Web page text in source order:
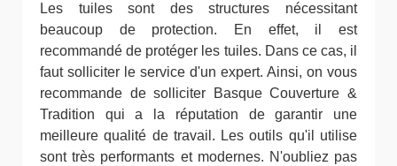
Les tuiles sont des structures nécessitant
beaucoup de protection. En effet, il est
recommandé de protéger les tuiles. Dans ce cas, il
faut solliciter le service d'un expert. Ainsi, on vous
recommande de solliciter Basque Couverture &
Tradition qui a la réputation de garantir une
meilleure qualité de travail. Les outils qu'il utilise
sont très performants et modernes. N'oubliez pas